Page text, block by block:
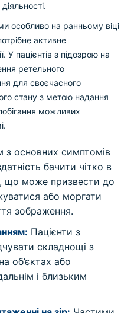
особливо на ранньому віці
активне
У пацієнтів з підозрою на
ретельного
для своєчасного
стану з метою надання
можливих
з основних симптомів
бачити чітко в
що може призвести до
або моргати
зображення.
Пацієнти з
складнощі з
об’єктах або
і близьким